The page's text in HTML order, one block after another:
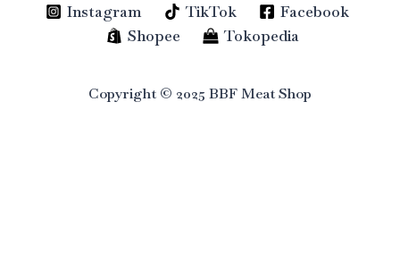
Instagram TikTok
Facebook
Shopee
Tokopedia
Copyright © 2025 BBF Meat Shop